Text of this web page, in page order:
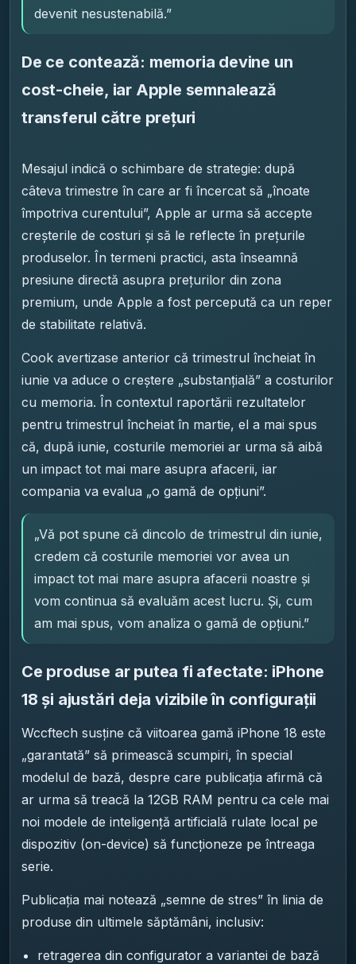
devenit nesustenabilă.”
De ce contează: memoria devine un
cost-cheie, iar Apple semnalează
transferul către prețuri
Mesajul indică o schimbare de strategie: după
câteva trimestre în care ar fi încercat să „înoate
împotriva curentului”, Apple ar urma să accepte
creșterile de costuri și să le reflecte în prețurile
produselor. În termeni practici, asta înseamnă
presiune directă asupra prețurilor din zona
premium, unde Apple a fost percepută ca un reper
de stabilitate relativă.
Cook avertizase anterior că trimestrul încheiat în
iunie va aduce o creștere „substanțială” a costurilor
cu memoria. În contextul raportării rezultatelor
pentru trimestrul încheiat în martie, el a mai spus
că, după iunie, costurile memoriei ar urma să aibă
un impact tot mai mare asupra afacerii, iar
compania va evalua „o gamă de opțiuni”.
„Vă pot spune că dincolo de trimestrul din iunie,
credem că costurile memoriei vor avea un
impact tot mai mare asupra afacerii noastre și
vom continua să evaluăm acest lucru. Și, cum
am mai spus, vom analiza o gamă de opțiuni.”
Ce produse ar putea fi afectate: iPhone
18 și ajustări deja vizibile în configurații
Wccftech susține că viitoarea gamă iPhone 18 este
„garantată” să primească scumpiri, în special
modelul de bază, despre care publicația afirmă că
ar urma să treacă la 12GB RAM pentru ca cele mai
noi modele de inteligență artificială rulate local pe
dispozitiv (on-device) să funcționeze pe întreaga
serie.
Publicația mai notează „semne de stres” în linia de
produse din ultimele săptămâni, inclusiv:
retragerea din configurator a variantei de bază